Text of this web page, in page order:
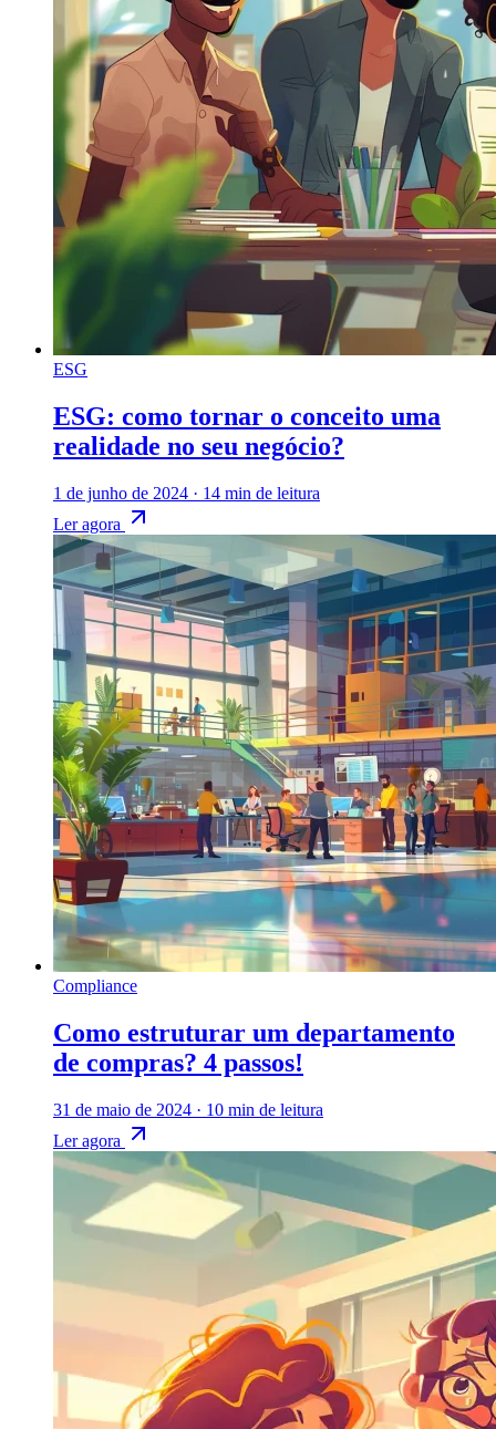
ESG
ESG: como tornar o conceito uma
realidade no seu negócio?
1 de junho de 2024 · 14 min de leitura
Ler agora
Compliance
Como estruturar um departamento
de compras? 4 passos!
31 de maio de 2024 · 10 min de leitura
Ler agora